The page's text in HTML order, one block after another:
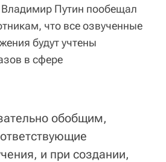
Путин пообещал
что все озвученные
будут учтены
в сфере
обобщим,
и при создании,